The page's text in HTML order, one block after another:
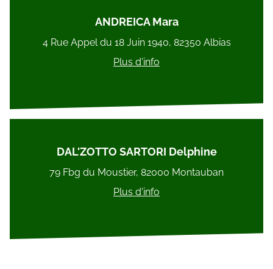
ANDREICA Mara
4 Rue Appel du 18 Juin 1940, 82350 Albias
Plus d'info
DAL'ZOTTO SARTORI Delphine
79 Fbg du Moustier, 82000 Montauban
Plus d'info